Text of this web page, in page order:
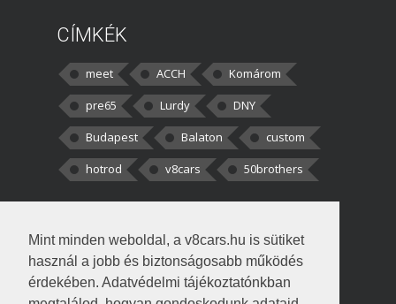
Mint minden weboldal, a v8cars.hu is sütiket
használ a jobb és biztonságosabb működés
érdekében. Adatvédelmi tájékoztatónkban
CÍMKÉK
meet ACCH
Komárom
pre65
Lurdy
DNY
Budapest
Balaton
custom
hotrod
v8cars 50brothers
kortisz:Elszúrtam! Én csak két
darabbaal számoltam. Nem tudtam, hogy fél autót,